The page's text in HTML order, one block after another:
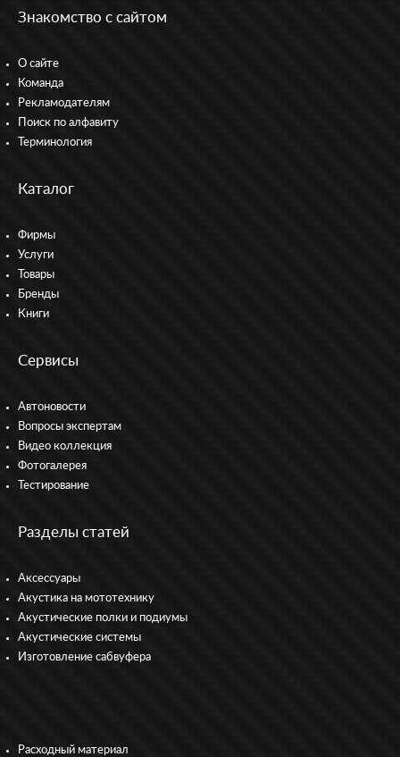
Знакомство с сайтом
О сайте
Команда
Рекламодателям
Поиск по алфавиту
Терминология
Каталог
Фирмы
Услуги
Товары
Бренды
Книги
Сервисы
Автоновости
Вопросы экспертам
Видео коллекция
Фотогалерея
Тестирование
Разделы статей
Аксессуары
Акустика на мототехнику
Акустические полки и подиумы
Акустические системы
Изготовление сабвуфера
Расходный материал